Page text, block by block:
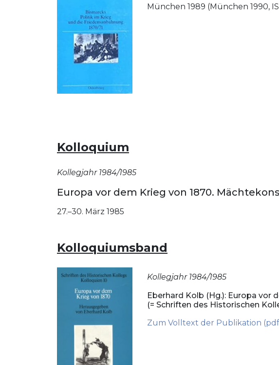
München 1989 (München 1990,
Kolloquium
Kollegjahr 1984/1985
Europa vor dem Krieg von 1870.
27.–30. März 1985
Kolloquiumsband
Kollegjahr 1984/1985
Eberhard Kolb (Hg.): Europa vor
(= Schriften des Historischen
Zum Volltext der Publikation